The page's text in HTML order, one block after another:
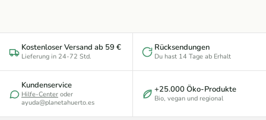
Kostenloser Versand ab 59 €
Lieferung in 24-72 Std.
Rücksendungen
Du hast 14 Tage ab Erhalt
Kundenservice
Hilfe-Center oder
ayuda@planetahuerto.es
+25.000 Öko-Produkte
Bio, vegan und regional